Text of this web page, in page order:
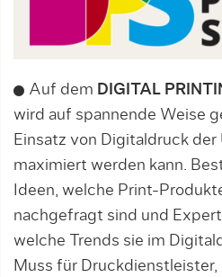
Auf dem DIGITAL
wird auf spannende Weise
Einsatz von Digitaldruck
maximiert werden kann.
Ideen, welche Print-
nachgefragt sind und
welche Trends sie im
Muss für Druckdienstleister,